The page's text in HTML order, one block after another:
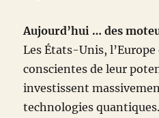
Aujourd’hui … des
Les États-Unis,
conscientes de leur
investissent
technologies quantiques.